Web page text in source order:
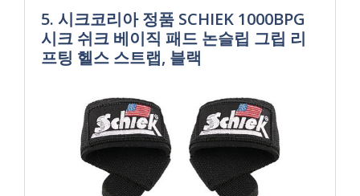
5. 시크코리아 정품 SCHIEK 1000BPG
시크 쉬크 베이직 패드 논슬립 그립 리
프팅 헬스 스트랩, 블랙